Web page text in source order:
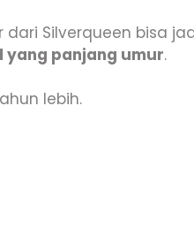
Silverqueen bisa
yang panjang umur.
lebih.